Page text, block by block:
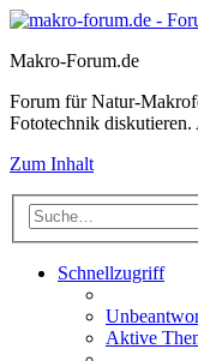
Makro-Forum.de
Forum für Natur-
Fototechnik diskutieren.
Zum Inhalt
Schnellzugriff
Aktive